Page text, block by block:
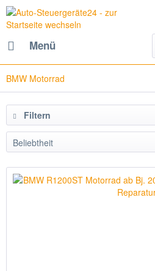
Menü
BMW Motorrad
Filtern